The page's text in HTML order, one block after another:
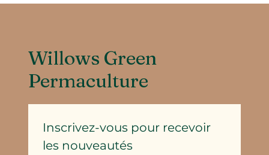
Willows Green
Permaculture
Inscrivez-vous pour recevoir
les nouveautés